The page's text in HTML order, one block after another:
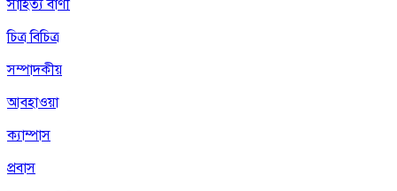
সাহিত্য বাণী
চিত্র বিচিত্র
সম্পাদকীয়
আবহাওয়া
ক্যাম্পাস
প্রবাস